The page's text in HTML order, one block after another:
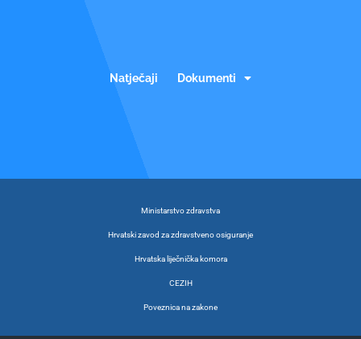
Natječaji Dokumenti
Ministarstvo zdravstva
Hrvatski zavod za zdravstveno osiguranje
Hrvatska liječnička komora
CEZIH
Poveznica na zakone